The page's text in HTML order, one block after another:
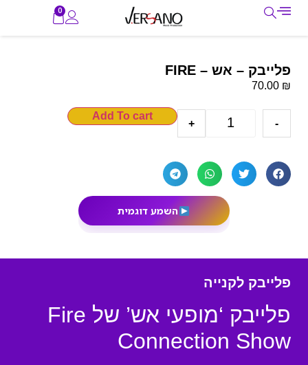
0
פלייבק – אש – FIRE
70.00 ₪
-
+
Add To cart
השמע דוגמית
פלייבק לקנייה
פלייבק ‘מופעי אש’ של Fire
Connection Show